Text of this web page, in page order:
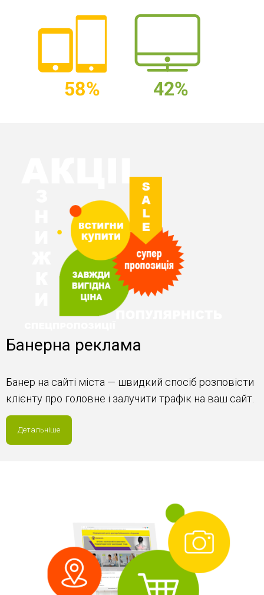
Банерна реклама
Банер на сайті міста — швидкий спосіб розповісти
клієнту про головне і залучити трафік на ваш сайт.
Детальніше